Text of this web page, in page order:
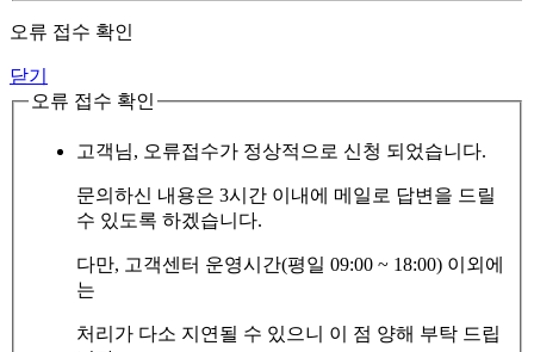
오류 접수 확인
닫기
오류 접수 확인
고객님, 오류접수가 정상적으로 신청 되었습니다.
문의하신 내용은 3시간 이내에 메일로 답변을 드릴
수 있도록 하겠습니다.
다만, 고객센터 운영시간(평일 09:00 ~ 18:00) 이외에
는
처리가 다소 지연될 수 있으니 이 점 양해 부탁 드립